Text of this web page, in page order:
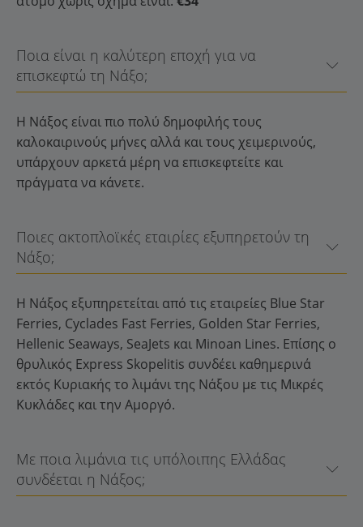
Ποια είναι η καλύτερη εποχή για να
επισκεφτώ τη Νάξο;
Η Νάξος είναι πιο πολύ δημοφιλής τους
καλοκαιρινούς μήνες αλλά και τους χειμερινούς,
υπάρχουν αρκετά μέρη να επισκεφτείτε και
πράγματα να κάνετε.
Ποιες ακτοπλοϊκές εταιρίες εξυπηρετούν τη
Νάξο;
Η Νάξος εξυπηρετείται από τις εταιρείες Blue Star
Ferries, Cyclades Fast Ferries, Golden Star Ferries,
Hellenic Seaways, SeaJets και Minoan Lines. Επίσης ο
θρυλικός Express Skopelitis συνδέει καθημερινά
εκτός Κυριακής το λιμάνι της Νάξου με τις Μικρές
Κυκλάδες και την Αμοργό.
Με ποια λιμάνια τις υπόλοιπης Ελλάδας
συνδέεται η Νάξος;